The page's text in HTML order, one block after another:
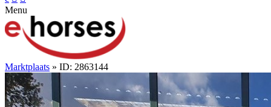
Menu
Marktplaats » ID: 2863144